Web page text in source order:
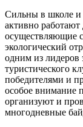
Сильны в школе и
активно
осуществляющие
экологический
одним из лидеров
туристического
победителями и
особое внимание
организуют и
многодневные